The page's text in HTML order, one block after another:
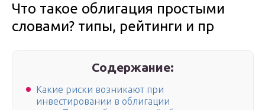
Что такое облигация простыми
словами? типы, рейтинги и пр
Содержание:
Какие риски возникают при
инвестировании в облигации